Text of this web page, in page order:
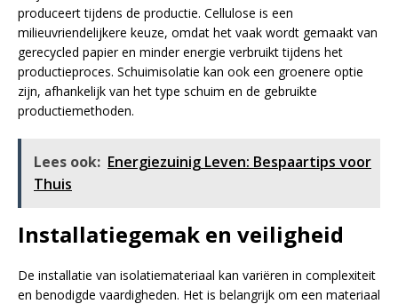
produceert tijdens de productie. Cellulose is een
milieuvriendelijkere keuze, omdat het vaak wordt gemaakt van
gerecycled papier en minder energie verbruikt tijdens het
productieproces. Schuimisolatie kan ook een groenere optie
zijn, afhankelijk van het type schuim en de gebruikte
productiemethoden.
Lees ook: Energiezuinig Leven: Bespaartips voor
Thuis
Installatiegemak en veiligheid
De installatie van isolatiemateriaal kan variëren in complexiteit
en benodigde vaardigheden. Het is belangrijk om een materiaal